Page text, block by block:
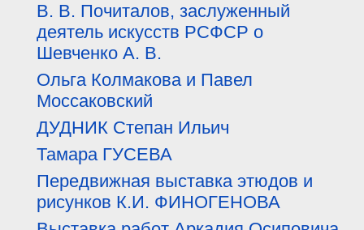
В. В. Почиталов, заслуженный
деятель искусств РСФСР о
Шевченко А. В.
Ольга Колмакова и Павел
Моссаковский
ДУДНИК Степан Ильич
Тамара ГУСЕВА
Передвижная выставка этюдов и
рисунков К.И. ФИНОГЕНОВА